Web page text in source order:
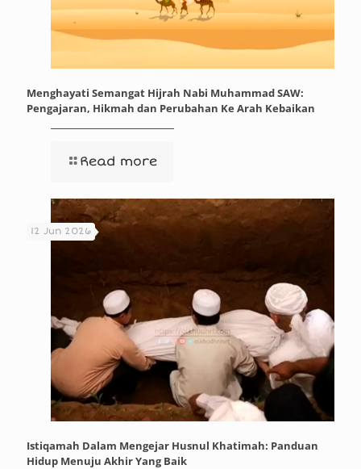
Menghayati Semangat Hijrah Nabi Muhammad SAW:
Pengajaran, Hikmah dan Perubahan Ke Arah Kebaikan
Read more
12 Jun 2026
Istiqamah Dalam Mengejar Husnul Khatimah: Panduan
Hidup Menuju Akhir Yang Baik